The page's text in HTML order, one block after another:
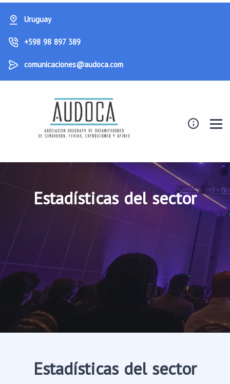
Uruguay
+598 98 897 389
comunicaciones@audoca.com
Estadísticas del sector
Estadísticas del sector